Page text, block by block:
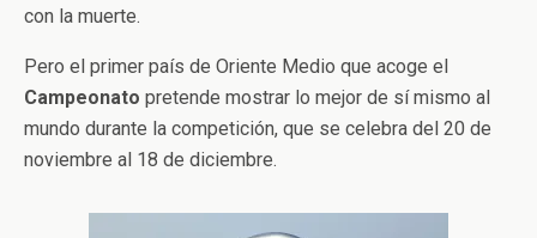
con la muerte.
Pero el primer país de Oriente Medio que acoge el
Campeonato pretende mostrar lo mejor de sí mismo al
mundo durante la competición, que se celebra del 20 de
noviembre al 18 de diciembre.